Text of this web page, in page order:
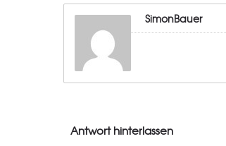
SimonBauer
Antwort hinterlassen